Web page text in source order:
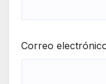
Correo